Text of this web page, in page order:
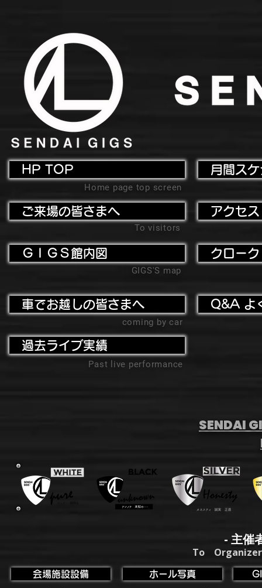
HP TOP
Home page top screen
ご来場の皆さまへ
To visitors
ＧＩＧＳ館内図
GIGS'S map
月間ス
アクセ
クローク
車でお越しの皆さまへ
coming by car
過去ライブ実績
Past live performance
Q&A よ
SENDAI
- 主催
To
会場施設設備 ホール写真